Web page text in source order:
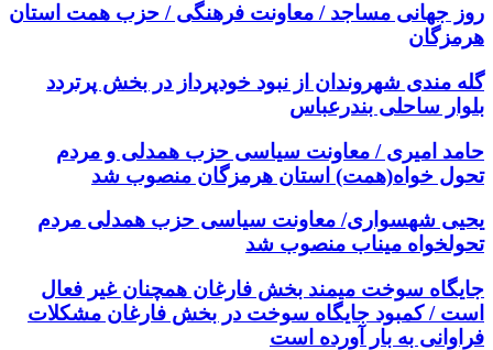
روز جهانی مساجد / معاونت فرهنگی / حزب همت استان
هرمزگان
گله مندی شهروندان از نبود خودپرداز در بخش پرتردد
بلوار ساحلی بندرعباس
حامد امیری / معاونت سیاسی حزب همدلی و مردم
تحول خواه(همت) استان هرمزگان منصوب شد
یحیی شهسواری/ معاونت سیاسی حزب همدلی مردم
تحولخواه میناب منصوب شد
جایگاه سوخت میمند بخش فارغان همچنان غیر فعال
است / کمبود جایگاه سوخت در بخش فارغان مشکلات
فراوانی به بار آورده است